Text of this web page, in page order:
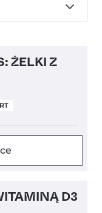
ŻELKI Z
5,0
D3